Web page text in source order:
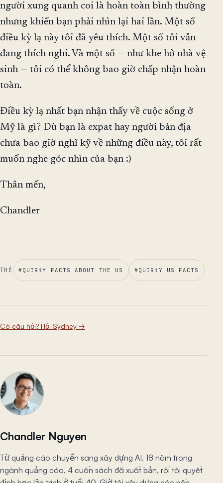
người xung quanh coi là hoàn toàn bình thường
nhưng khiến bạn phải nhìn lại hai lần. Một số
điều kỳ lạ này tôi đã yêu thích. Một số tôi vẫn
đang thích nghi. Và một số — như khe hở nhà vệ
sinh — tôi có thể không bao giờ chấp nhận hoàn
toàn.
Điều kỳ lạ nhất bạn nhận thấy về cuộc sống ở
Mỹ là gì? Dù bạn là expat hay người bản địa
chưa bao giờ nghĩ kỹ về những điều này, tôi rất
muốn nghe góc nhìn của bạn :)
Thân mến,
Chandler
THẺ #QUIRKY FACTS ABOUT THE US #QUIRKY US FACTS
Có câu hỏi? Hỏi Sydney →
Chandler Nguyen
Từ quảng cáo chuyển sang xây dựng AI. 18 năm trong
ngành quảng cáo, 4 cuốn sách đã xuất bản, rồi tôi quyết